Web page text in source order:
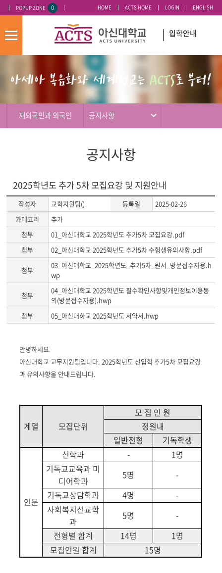
오늘 하루 이 창 열지 않기
POPUP ZONE 0 HOME ACTS HOME LOGIN ENGLISH
모
뉴
입학안내
재외국민과 외국인 공지사항
공지사항
2025학년도 추가 5차 모집요강 및 지원안내
작성자 교학지원팀() 등록일
2025-02-26
카테고리
추가
첨부
01_아신대학교 2025학년도 추가5차 모집요강.pdf
첨부
02_아신대학교 2025학년도 추가5차 수험생유의사항.pdf
첨부
03_아신대학교_2025학년도_추가5차_원서_방문접수자용.h
wp
첨부
04_아신대학교 2025학년도 필수확인사항및개인정보이용동
의(방문접수자용).hwp
첨부
05_아신대하교 2025학년도 서약서.hwp
게
시
글
본
안녕하세요.
아신대학교 교무지원팀입니다. 2025학년도 신입학 추가5차 모집요강
과 유의사항을 안내드립니다.
계열 모집단위
모 집 인 원
정원내
일반전형
기독학생
인문
신학과 - 1명
기독교교육과 미
디어학과
5명
-
기독교상담학과
4명
-
사회복지선교학
과
5명
-
전형별 합계
14명 1명
모집인원 합계
15명